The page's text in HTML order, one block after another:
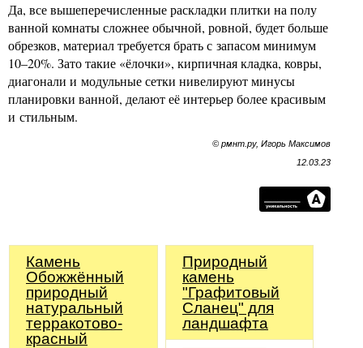
Да, все вышеперечисленные раскладки плитки на полу
ванной комнаты сложнее обычной, ровной, будет больше
обрезков, материал требуется брать с запасом минимум
10–20%. Зато такие «ёлочки», кирпичная кладка, ковры,
диагонали и модульные сетки нивелируют минусы
планировки ванной, делают её интерьер более красивым
и стильным.
© рмнт.ру, Игорь Максимов
12.03.23
Камень
Обожжённый
природный
натуральный
терракотово-
красный
Природный
камень
"Графитовый
Сланец" для
ландшафта